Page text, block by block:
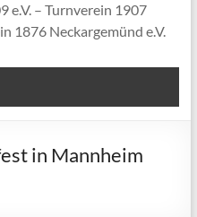
e.V. – Turnverein 1907
1876 Neckargemünd e.V.
in Mannheim